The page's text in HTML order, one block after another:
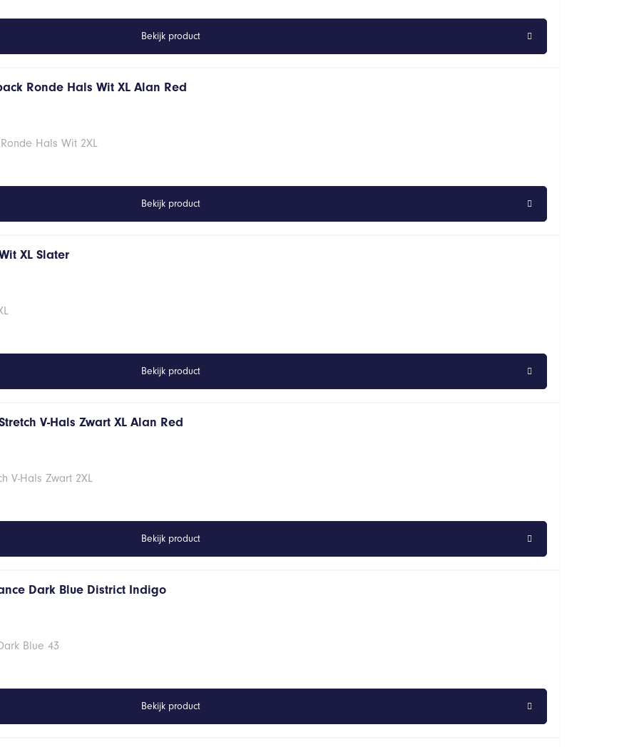
Bekijk product
Ronde Hals Wit XL Alan Red
Hals Wit 2XL
Bekijk product
XL Slater
Bekijk product
V-Hals Zwart XL Alan Red
V-Hals Zwart 2XL
Bekijk product
Dark Blue District Indigo
Blue 43
Bekijk product